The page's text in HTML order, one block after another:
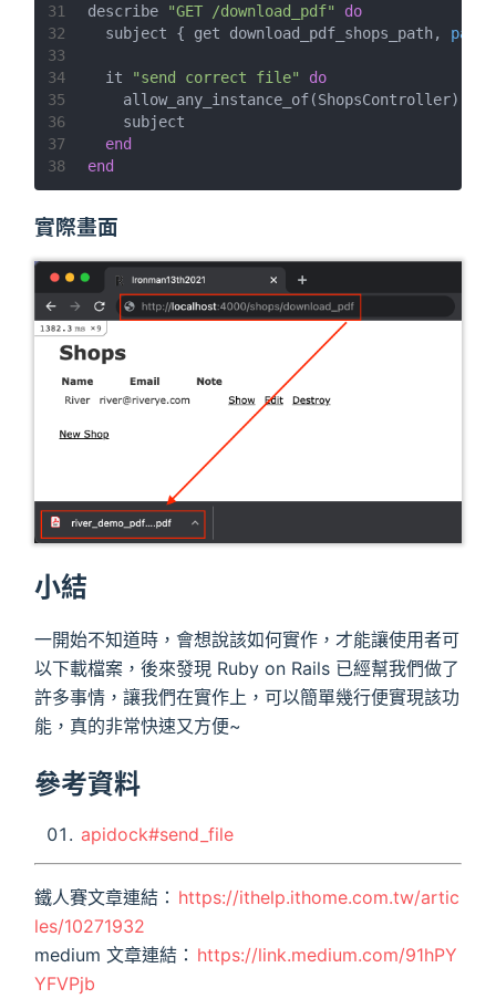
31
32
33
34
35
36
37
38
describe "GET /download_pdf"
do
  subject { get download_pdf_shops_path,
  it
"send correct file"
do
allow_any_instance_of(ShopsController).to
    subject
end
end
實際畫面
小結
一開始不知道時，會想說該如何實作，才能讓使用者可
以下載檔案，後來發現 Ruby on Rails 已經幫我們做了
許多事情，讓我們在實作上，可以簡單幾行便實現該功
能，真的非常快速又方便~
參考資料
apidock#send_file
鐵人賽文章連結： https://ithelp.ithome.com.tw/artic
les/10271932
medium 文章連結： https://link.medium.com/91hPY
YFVPjb